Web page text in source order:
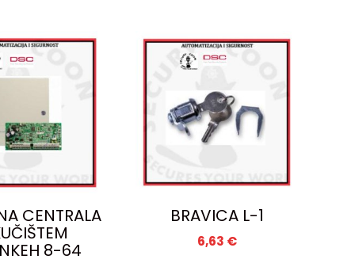
CENTRALA
8-64
BRAVICA L-1
6,63 €